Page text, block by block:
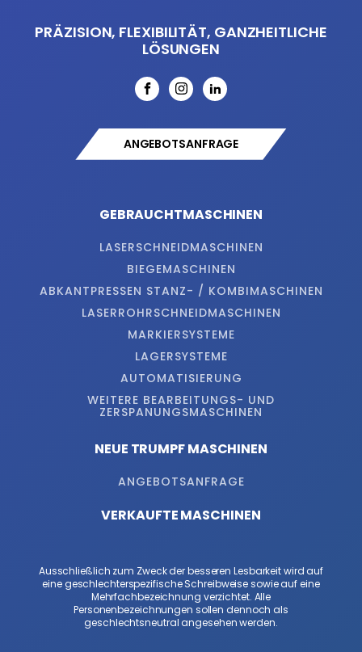
PRÄZISION, FLEXIBILITÄT, GANZHEITLICHE
LÖSUNGEN
ANGEBOTSANFRAGE
GEBRAUCHTMASCHINEN
LASERSCHNEIDMASCHINEN
BIEGEMASCHINEN
ABKANTPRESSEN STANZ- / KOMBIMASCHINEN
LASERROHRSCHNEIDMASCHINEN
MARKIERSYSTEME
LAGERSYSTEME
AUTOMATISIERUNG
WEITERE BEARBEITUNGS- UND
ZERSPANUNGSMASCHINEN
NEUE TRUMPF MASCHINEN
ANGEBOTSANFRAGE
VERKAUFTE MASCHINEN
Ausschließlich zum Zweck der besseren Lesbarkeit wird auf
eine geschlechterspezifische Schreibweise sowie auf eine
Mehrfachbezeichnung verzichtet. Alle
Personenbezeichnungen sollen dennoch als
geschlechtsneutral angesehen werden.